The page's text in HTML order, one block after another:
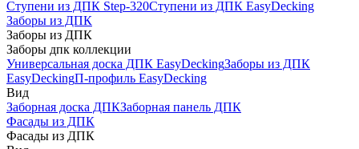
Ступени из ДПК Step-320Ступени из ДПК EasyDecking
Заборы из ДПК
Заборы из ДПК
Заборы дпк коллекции
Универсальная доска ДПК EasyDeckingЗаборы из ДПК
EasyDeckingП-профиль EasyDecking
Вид
Заборная доска ДПКЗаборная панель ДПК
Фасады из ДПК
Фасады из ДПК